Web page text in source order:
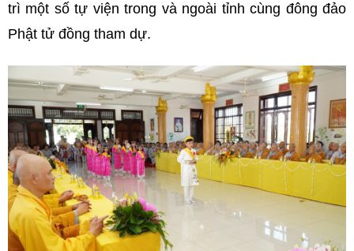
trì một số tự viện trong và ngoài tỉnh cùng đông đảo
Phật tử đồng tham dự.